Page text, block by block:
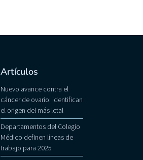
Artículos
Nuevo avance contra el
cáncer de ovario: identifican
el origen del más letal
Departamentos del Colegio
Médico definen líneas de
trabajo para 2025